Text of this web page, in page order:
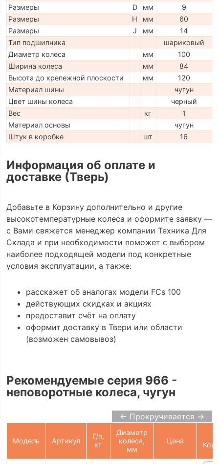
Размеры
D мм
9
Размеры
H мм
60
Размеры
J мм
14
Тип подшипника
шариковый
Диаметр колеса
мм
100
Ширина колеса
мм
84
Высота до крепежной плоскости
мм
120
Материал шины
чугун
Цвет шины колеса
черный
Вес
кг
1
Материал основы
чугун
Штук в коробке
шт 16
Информация об оплате и
доставке (Тверь)
Добавьте в Корзину дополнительно и другие
высокотемпературные колеса и оформите заявку —
с Вами свяжется менеджер компании Техника Для
Склада и при необходимости поможет с выбором
наиболее подходящей модели под конкретные
условия эксплуатации, а также:
расскажет об аналогах модели FCs 100
действующих скидках и акциях
предоставит счёт на оплату
оформит доставку в Твери или области
(возможен самовывоз)
Рекомендуемые серия 966 -
неповоротные колеса, чугун
← Прокручивается →
Модель Артикул
Г/п,
кг
Диаметр
колеса,
мм
Цена